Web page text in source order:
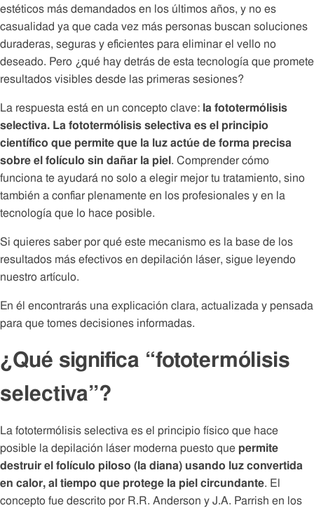
estéticos más demandados en los últimos años, y no es
casualidad ya que cada vez más personas buscan soluciones
duraderas, seguras y eficientes para eliminar el vello no
deseado. Pero ¿qué hay detrás de esta tecnología que promete
resultados visibles desde las primeras sesiones?
La respuesta está en un concepto clave: la fototermólisis
selectiva. La fototermólisis selectiva es el principio
científico que permite que la luz actúe de forma precisa
sobre el folículo sin dañar la piel. Comprender cómo
funciona te ayudará no solo a elegir mejor tu tratamiento, sino
también a confiar plenamente en los profesionales y en la
tecnología que lo hace posible.
Si quieres saber por qué este mecanismo es la base de los
resultados más efectivos en depilación láser, sigue leyendo
nuestro artículo.
En él encontrarás una explicación clara, actualizada y pensada
para que tomes decisiones informadas.
¿Qué significa “fototermólisis
selectiva”?
La fototermólisis selectiva es el principio físico que hace
posible la depilación láser moderna puesto que permite
destruir el folículo piloso (la diana) usando luz convertida
en calor, al tiempo que protege la piel circundante. El
concepto fue descrito por R.R. Anderson y J.A. Parrish en los